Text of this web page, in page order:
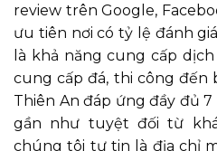
review trên Google,
ưu tiên nơi có tỷ lệ đánh
là khả năng cung cấp
cung cấp đá, thi công đến
Thiên An đáp ứng đầy đủ
gần như tuyệt đối từ
chúng tôi tự tin là địa chỉ